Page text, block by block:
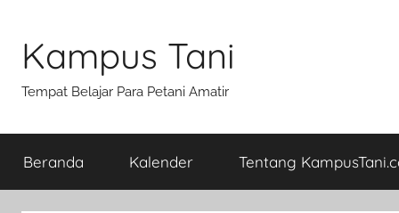
content
Kampus Tani
Tempat Belajar Para Petani Amatir
Beranda Kalender Tentang